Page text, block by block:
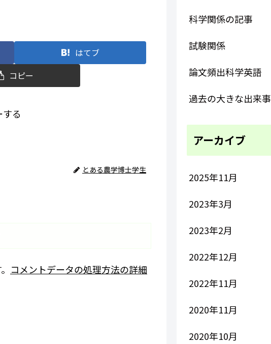
はてブ
コピー
る
とある農学博士学生
コメントデータの処理方法の詳細
科学関係の記事
試験関係
論文頻出科学英語
過去の大きな出来事
アーカイブ
2025年11月
2023年3月
2023年2月
2022年12月
2022年11月
2020年11月
2020年10月